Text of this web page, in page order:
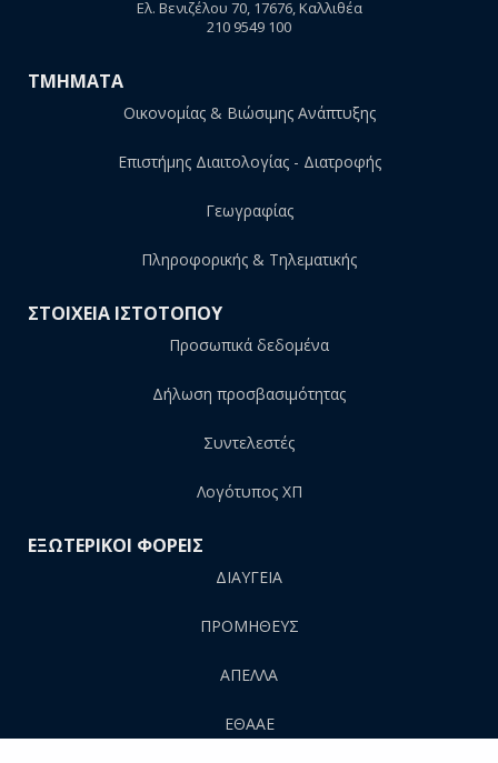
Ελ. Βενιζέλου 70, 17676, Καλλιθέα
210 9549 100
ΤΜΗΜΑΤΑ
Οικονομίας & Βιώσιμης Ανάπτυξης
Επιστήμης Διαιτολογίας - Διατροφής
Γεωγραφίας
Πληροφορικής & Τηλεματικής
ΣΤΟΙΧΕΙΑ ΙΣΤΟΤΟΠΟΥ
Προσωπικά δεδομένα
Δήλωση προσβασιμότητας
Συντελεστές
Λογότυπος ΧΠ
ΕΞΩΤΕΡΙΚΟΙ ΦΟΡΕΙΣ
ΔΙΑΥΓΕΙΑ
ΠΡΟΜΗΘΕΥΣ
AΠΕΛΛΑ
ΕΘΑΑΕ